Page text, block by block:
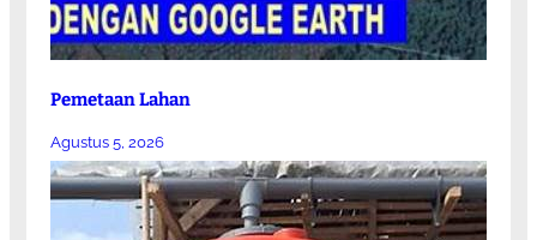
Pemetaan Lahan
Agustus 5, 2026